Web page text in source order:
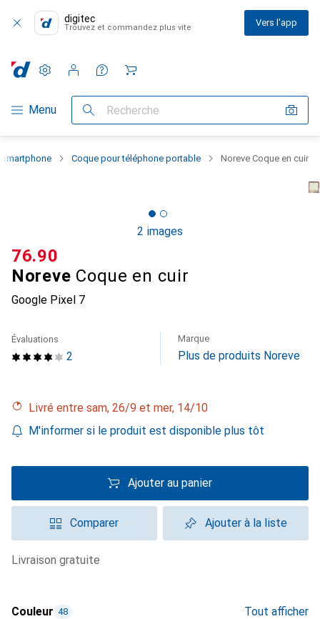
digitec
Trouvez et commandez plus vite Vers l'app
Navigation par catégorie
Menu Recherche
Paramètres
Compte client
Listes de comparaison
Listes d'envies
Panier
Coque pour téléphone portable Noreve Coque en cuir
2 images
Noreve Coque en cuir
Google Pixel 7
CHF
76.90
2
Évaluations Marque
Plus de produits Noreve
Livré entre sam, 26/9 et mer, 14/10
M'informer si le produit est disponible plus tôt
Ajouter au panier
Comparer Ajouter à la liste
livraison gratuite
Couleur 48 Tout afficher